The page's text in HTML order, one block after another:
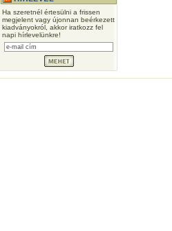
Ha szeretnél értesülni a frissen
megjelent vagy újonnan beérkezett
kiadványokról, akkor iratkozz fel
napi hírlevelünkre!